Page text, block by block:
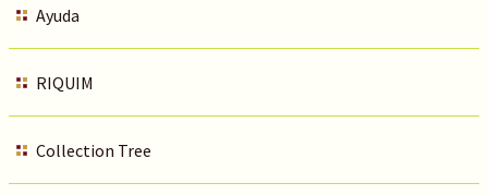
Ayuda
RIQUIM
Collection Tree